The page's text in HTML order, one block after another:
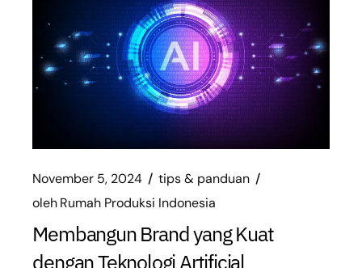
November 5, 2024
tips & panduan
olehRumah Produksi Indonesia
Membangun Brand yang Kuat
dengan Teknologi Artificial